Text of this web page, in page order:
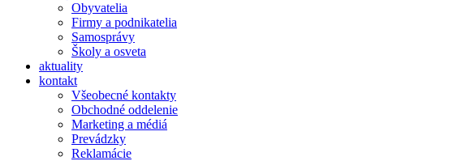
Obyvatelia
Firmy a podnikatelia
Samosprávy
Školy a osveta
aktuality
kontakt
Všeobecné kontakty
Obchodné oddelenie
Marketing a médiá
Prevádzky
Reklamácie